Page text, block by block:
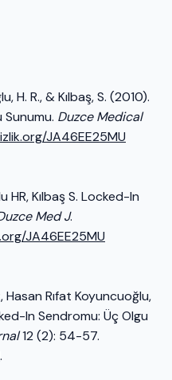
H. R., & Kılbaş, S. (2010).
Duzce Medical
JA46EE25MU
HR, Kılbaş S. Locked-In
Med J.
JA46EE25MU
Hasan Rıfat Koyuncuoğlu,
In Sendromu: Üç Olgu
12 (2): 54-57.
.